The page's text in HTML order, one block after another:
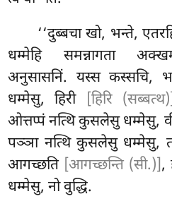
‘‘दुब्बचा खो, भन्ते,
धम्मेहि समन्नागता
अनुसासनिं. यस्स कस्सचि,
धम्मेसु, हिरी
[हिरि (सब्बत्थ)]
ओत्तप्पं नत्थि कुसलेसु धम्मेसु,
पञ्ञा नत्थि कुसलेसु धम्मेसु,
आगच्छति [आगच्छन्ति (सी.)],
धम्मेसु, नो वुद्धि.